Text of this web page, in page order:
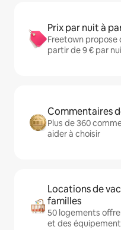
Prix par nuit à
Freetown propose
partir de 9 € par
Commentaires
Plus de 360
aider à choisir
Locations de
familles
50 logements
et des